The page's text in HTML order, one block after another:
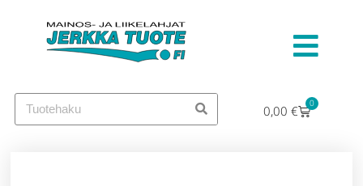
0,00 € 0